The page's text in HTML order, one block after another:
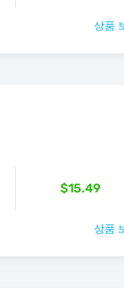
상품
$15.49
상품